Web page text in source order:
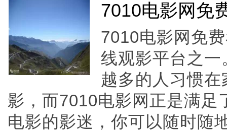
7010电影网免
7010电影网免
线观影平台之
越多的人习惯
影，而7010电影网正是满足
电影的影迷，你可以随时随